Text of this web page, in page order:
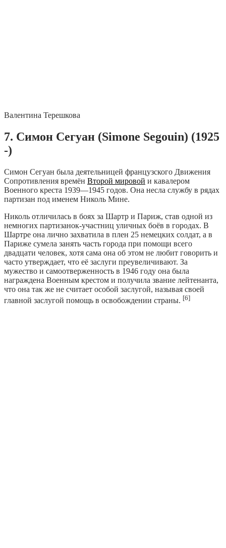
Валентина Терешкова
7. Симон Сегуан (Simone Segouin) (1925
-)
Симон Сегуан была деятельницей французского Движения
Сопротивления времён Второй мировой и кавалером
Военного креста 1939—1945 годов. Она несла службу в рядах
партизан под именем Николь Мине.
Николь отличилась в боях за Шартр и Париж, став одной из
немногих партизанок-участниц уличных боёв в городах. В
Шартре она лично захватила в плен 25 немецких солдат, а в
Париже сумела занять часть города при помощи всего
двадцати человек, хотя сама она об этом не любит говорить и
часто утверждает, что её заслуги преувеличивают. За
мужество и самоотверженность в 1946 году она была
награждена Военным крестом и получила звание лейтенанта,
что она так же не считает особой заслугой, называя своей
главной заслугой помощь в освобождении страны. [6]